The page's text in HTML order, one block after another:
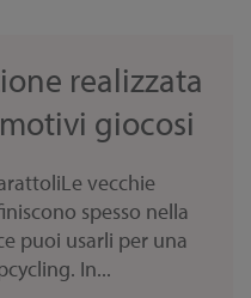
realizzata
giocosi
vecchie
spesso nella
puoi usarli per una
In...